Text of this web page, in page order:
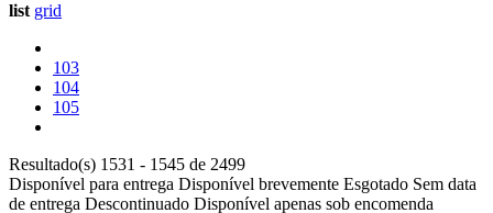
list grid
103
104
105
Resultado(s) 1531 - 1545 de 2499
Disponível para entrega Disponível brevemente Esgotado Sem data
de entrega Descontinuado Disponível apenas sob encomenda